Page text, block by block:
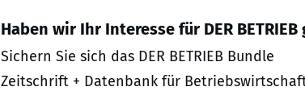
Haben wir Ihr Interesse für DER BETRIEB
Sichern Sie sich das DER BETRIEB Bundle
Zeitschrift + Datenbank für